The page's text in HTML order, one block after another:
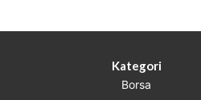
Kategori
Borsa